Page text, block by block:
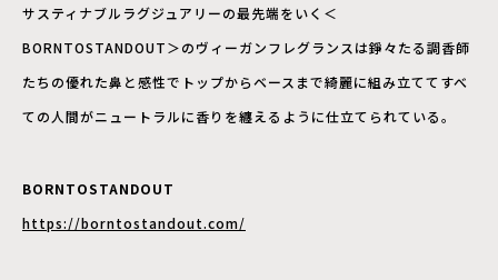
サスティナブルラグジュアリーの最先端をいく＜
BORNTOSTANDOUT＞のヴィーガンフレグランスは錚々たる調香師
たちの優れた鼻と感性でトップからベースまで綺麗に組み立ててすべ
ての人間がニュートラルに香りを纏えるように仕立てられている。
BORNTOSTANDOUT
https://borntostandout.com/